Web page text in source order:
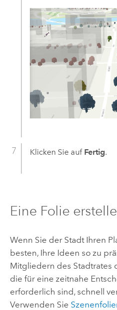
Klicken Sie auf Fertig.
Eine Folie
Wenn Sie der Stadt Ihren
besten, Ihre Ideen so zu
Mitgliedern des Stadtrates
die für eine zeitnahe
erforderlich sind, schnell
Verwenden Sie